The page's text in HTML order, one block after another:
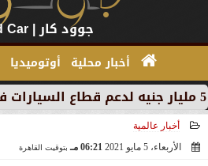
جوود كار | Goud Car
أخبار محلية أوتوميديا
أخبار عالمية
الأربعاء، 5 مايو 2021
06:21 مـ بتوقيت القاهرة